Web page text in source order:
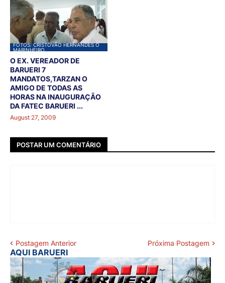
FOTOS: CRISTOVÃO HERNANDES O
MARINHEIRO
O EX. VEREADOR DE
BARUERI 7
MANDATOS,TARZAN O
AMIGO DE TODAS AS
HORAS NA INAUGURAÇÃO
DA FATEC BARUERI ...
August 27, 2009
POSTAR UM COMENTÁRIO
Postagem Anterior Próxima Postagem
AQUI BARUERI